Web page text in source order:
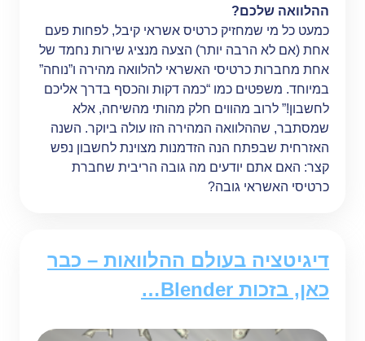
ההלוואה שלכם?
כמעט כל מי שמחזיק כרטיס אשראי קיבל, לפחות פעם
אחת (אם לא הרבה יותר) הצעה מנציג שירות נחמד של
אחת מחברות כרטיסי האשראי להלוואה מהירה ו”נוחה”
במיוחד. משפטים כמו “כמה דקות והכסף בדרך אליכם
לחשבון!” לרוב מהווים חלק מהותי מהשיחה, אלא
שמסתבר, שההלוואה המהירה הזו עולה ביוקר. השנה
האזרחית שבפתח הנה הזדמנות מצוינת לחשבון נפש
קצר: האם אתם יודעים מה גובה הריבית שחברת
כרטיסי האשראי גובה?
דיגיטציה בעולם ההלוואות – כבר
כאן, בזכות Blender…